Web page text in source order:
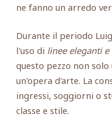
ne fanno un arredo
Durante il periodo
l'uso di linee eleganti
questo pezzo non
un'opera d'arte. La
ingressi, soggiorni o
classe e stile.